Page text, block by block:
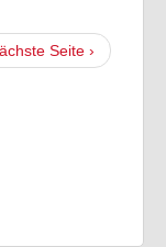
Ägypten verboten
Seite ›